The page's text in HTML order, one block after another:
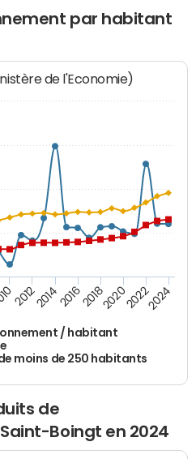
par habitant
de l'Economie)
/ habitant
moins de 250 habitants
2012201420162018202020222024
de
Boingt en 2024